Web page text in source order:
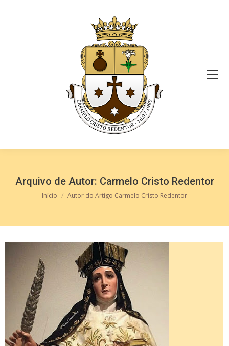
Arquivo de Autor: Carmelo Cristo Redentor
Você está aqui:
Início Autor do Artigo Carmelo Cristo Redentor